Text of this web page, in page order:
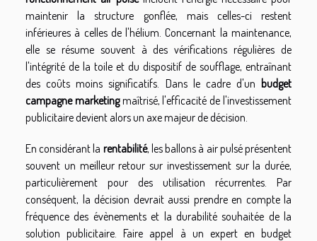
maintenir la structure gonflée, mais celles-ci restent
inférieures à celles de l'hélium. Concernant la maintenance,
elle se résume souvent à des vérifications régulières de
l'intégrité de la toile et du dispositif de soufflage, entraînant
des coûts moins significatifs. Dans le cadre d'un budget
campagne marketingmaîtrisé, l'efficacité de l'investissement
publicitaire devient alors un axe majeur de décision.
En considérant la rentabilité, les ballons à air pulsé présentent
souvent un meilleur retour sur investissement sur la durée,
particulièrement pour des utilisation récurrentes. Par
conséquent, la décision devrait aussi prendre en compte la
fréquence des évènements et la durabilité souhaitée de la
solution publicitaire. Faire appel à un expert en budget